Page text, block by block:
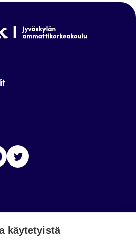
Youtube
tarkoituksena on tukea
käytetyistä